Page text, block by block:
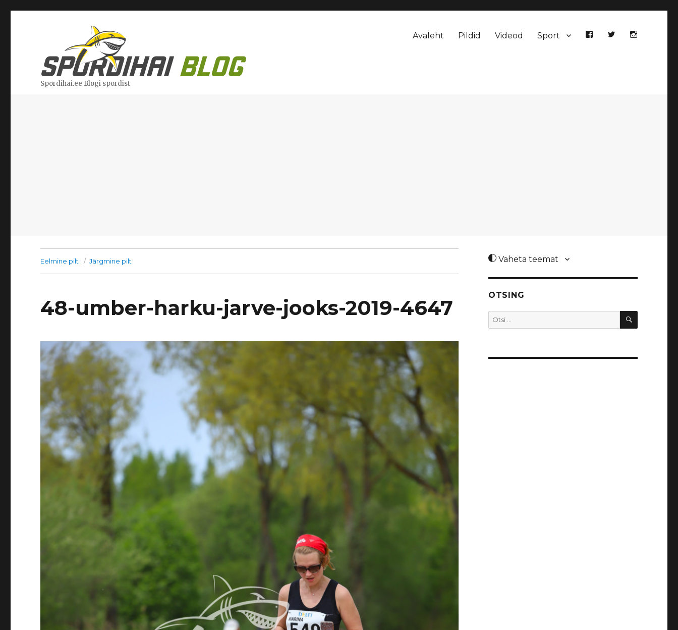
Spordihai.ee Blogi spordist
Avaleht Pildid Videod Sport
Eelmine pilt Järgmine pilt
48-umber-harku-jarve-jooks-2019-4647
Vaheta teemat
OTSING
Otsi: OTSI